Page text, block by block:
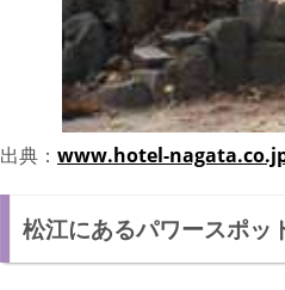
出典： www.hotel-
松江にあるパワースポッ